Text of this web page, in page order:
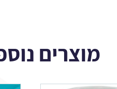
מוצרים